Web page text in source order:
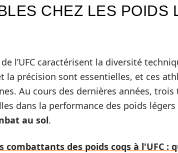
CHEZ LES POIDS
l’UFC caractérisent la diversité
la précision sont essentielles, et ces
Au cours des dernières années,
dans la performance des poids légers
au sol.
combattants des poids coqs à l'UFC :